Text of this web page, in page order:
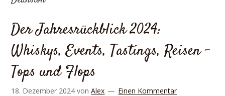
Der Jahresrückblick 2024:
Whiskys, Events, Tastings, Reisen –
Tops und Flops
18. Dezember 2024 vonAlex
Einen Kommentar